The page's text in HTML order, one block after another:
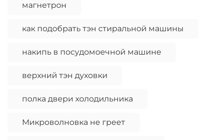
магнетрон
как подобрать тэн стиральной машины
накипь в посудомоечной машине
верхний тэн духовки
полка двери холодильника
Микроволновка не греет